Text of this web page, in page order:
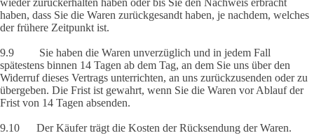
wieder zurückerhalten haben oder bis Sie den Nachweis erbracht
haben, dass Sie die Waren zurückgesandt haben, je nachdem, welches
der frühere Zeitpunkt ist.
9.9 Sie haben die Waren unverzüglich und in jedem Fall
spätestens binnen 14 Tagen ab dem Tag, an dem Sie uns über den
Widerruf dieses Vertrags unterrichten, an uns zurückzusenden oder zu
übergeben. Die Frist ist gewahrt, wenn Sie die Waren vor Ablauf der
Frist von 14 Tagen absenden.
9.10 Der Käufer trägt die Kosten der Rücksendung der Waren.